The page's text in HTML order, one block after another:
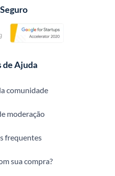
de Ajuda
comunidade
moderação
frequentes
sua compra?